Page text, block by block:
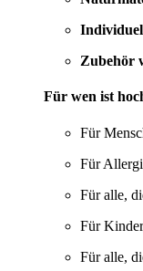
Zubehör
Für wen ist
Für
Für
Für alle,
Für
Für alle,